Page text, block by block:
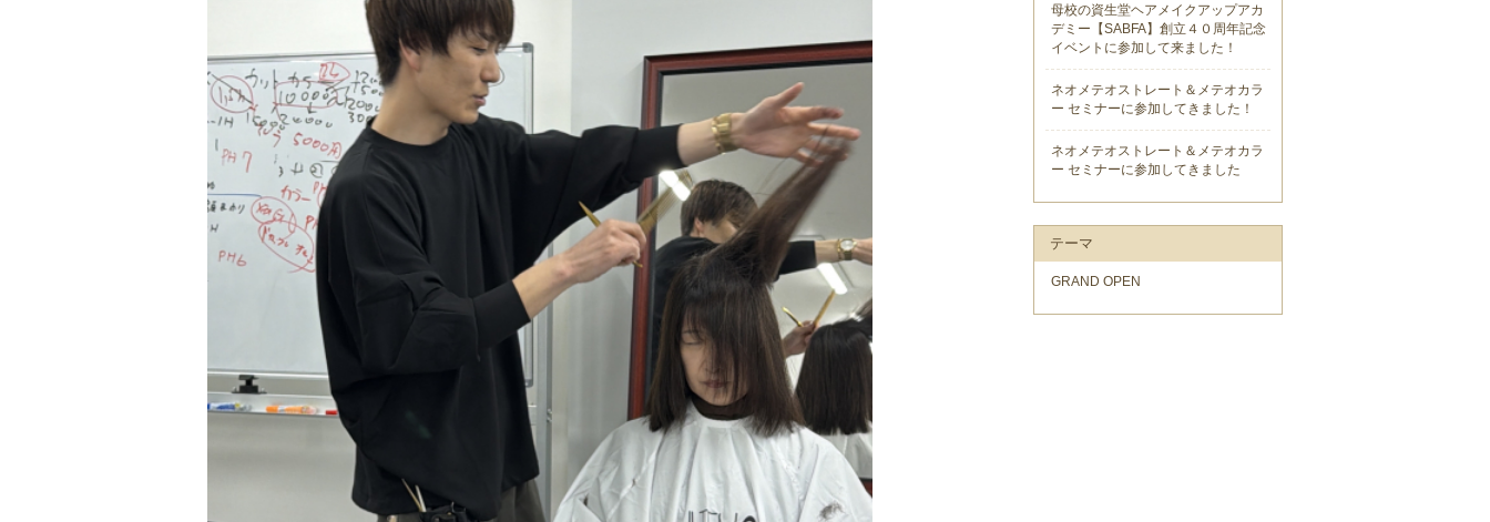
母校の資生堂ヘアメイクアップアカ
デミー【SABFA】創立４０周年記念
イベントに参加して来ました！
ネオメテオストレート＆メテオカラ
ー セミナーに参加してきました！
ネオメテオストレート＆メテオカラ
ー セミナーに参加してきました
テーマ
GRAND OPEN